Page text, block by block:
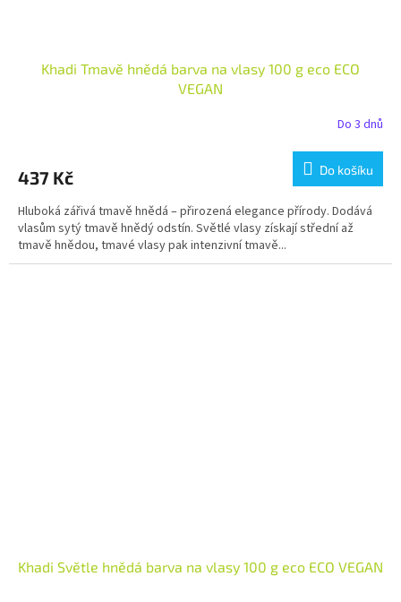
Khadi Tmavě hnědá barva na vlasy 100 g eco ECO
VEGAN
Do 3 dnů
437 Kč Do košíku
Hluboká zářivá tmavě hnědá – přirozená elegance přírody. Dodává
vlasům sytý tmavě hnědý odstín. Světlé vlasy získají střední až
tmavě hnědou, tmavé vlasy pak intenzivní tmavě...
Khadi Světle hnědá barva na vlasy 100 g eco ECO VEGAN